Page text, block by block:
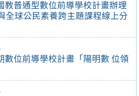
教普通型數位前導學校計畫辦理
全球公民素養跨主題課程線上分
數位前導學校計畫「陽明數 位領